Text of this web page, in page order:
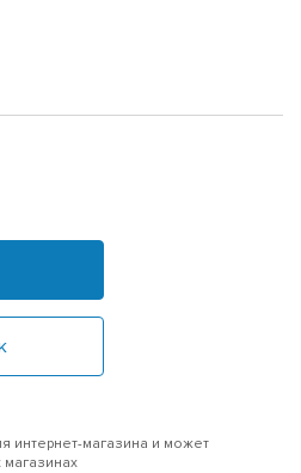
интернет-магазина и может
магазинах